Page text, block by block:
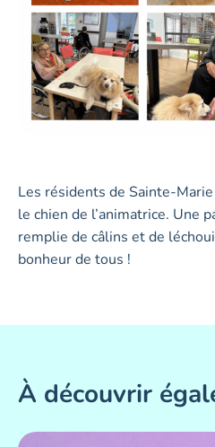
Les résidents de Sainte-
le chien de l’animatrice. Une
remplie de câlins et de
bonheur de tous !
À découvrir